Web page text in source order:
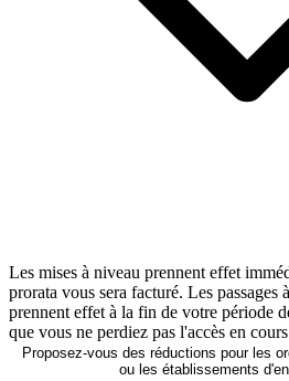
Les mises à niveau prennent effet
prorata vous sera facturé. Les
prennent effet à la fin de votre période
que vous ne perdiez pas l'accès en
Proposez-vous des réductions pour les
ou les établissements